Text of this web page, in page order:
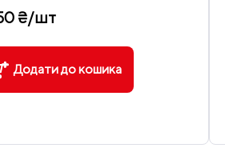
₴/шт
Додати до кошика